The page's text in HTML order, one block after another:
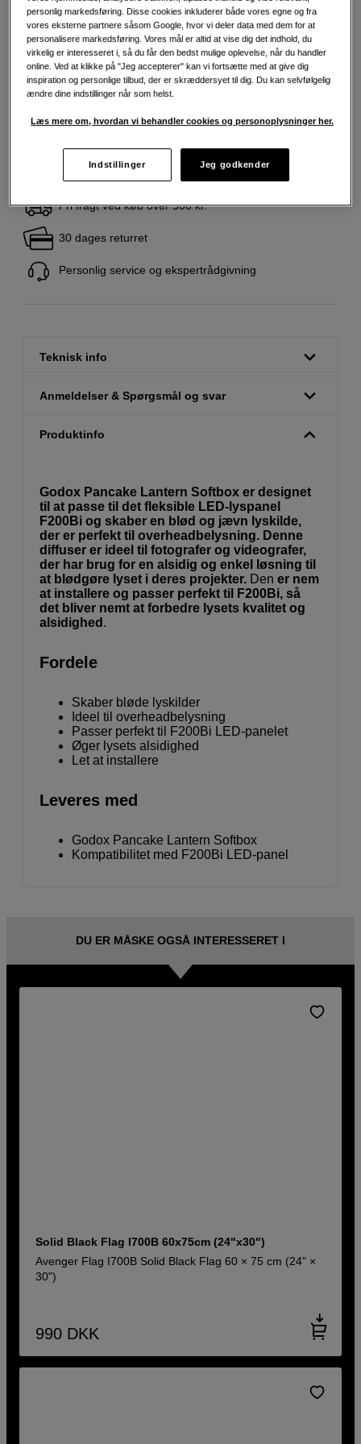
279 DKK
Antal
Læg i indkøbskurv
Fri fragt ved køb over 500 kr.
30 dages returret
Personlig service og ekspertrådgivning
Teknisk info
Anmeldelser & Spørgsmål og svar
Produktinfo
Godox Pancake Lantern Softbox er designet
til at passe til det fleksible LED-lyspanel
F200Bi og skaber en blød og jævn lyskilde,
der er perfekt til overheadbelysning. Denne
diffuser er ideel til fotografer og videografer,
der har brug for en alsidig og enkel løsning til
at blødgøre lyset i deres projekter. Den er nem
at installere og passer perfekt til F200Bi, så
det bliver nemt at forbedre lysets kvalitet og
alsidighed .
Fordele
Skaber bløde lyskilder
Ideel til overheadbelysning
Passer perfekt til F200Bi LED-panelet
Øger lysets alsidighed
Let at installere
Leveres med
Godox Pancake Lantern Softbox
Kompatibilitet med F200Bi LED-panel
DU ER MÅSKE OGSÅ INTERESSERET I
Solid Black Flag I700B 60x75cm (24"x30")
Avenger Flag I700B Solid Black Flag 60 × 75 cm (24" ×
30")
990 DKK
personlig markedsføring. Disse cookies inkluderer både vores egne og fra
vores eksterne partnere såsom Google, hvor vi deler data med dem for at
personalisere markedsføring. Vores mål er altid at vise dig det indhold, du
virkelig er interesseret i, så du får den bedst mulige oplevelse, når du handler
online. Ved at klikke på "Jeg accepterer" kan vi fortsætte med at give dig
inspiration og personlige tilbud, der er skræddersyet til dig. Du kan selvfølgelig
ændre dine indstillinger når som helst.
Læs mere om, hvordan vi behandler cookies og personoplysninger her.
Indstillinger Jeg godkender